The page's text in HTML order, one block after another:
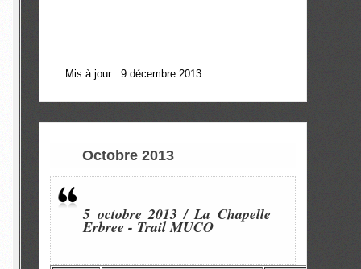
Mis à jour : 9 décembre 2013
Octobre 2013
5 octobre 2013 / La Chapelle
Erbree - Trail MUCO